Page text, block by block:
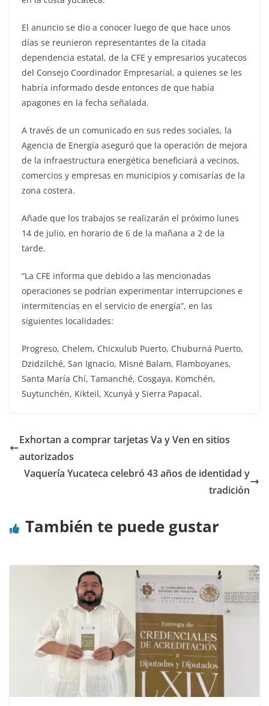
El anuncio se dio a conocer luego de que hace unos
días se reunieron representantes de la citada
dependencia estatal, de la CFE y empresarios yucatecos
del Consejo Coordinador Empresarial, a quienes se les
habría informado desde entonces de que había
apagones en la fecha señalada.
A través de un comunicado en sus redes sociales, la
Agencia de Energía aseguró que la operación de mejora
de la infraestructura energética beneficiará a vecinos,
comercios y empresas en municipios y comisarías de la
zona costera.
Añade que los trabajos se realizarán el próximo lunes
14 de julio, en horario de 6 de la mañana a 2 de la
tarde.
“La CFE informa que debido a las mencionadas
operaciones se podrían experimentar interrupciones e
intermitencias en el servicio de energía”, en las
siguientes localidades:
Progreso, Chelem, Chicxulub Puerto, Chuburná Puerto,
Dzidzilché, San Ignacio, Misné Balam, Flamboyanes,
Santa María Chí, Tamanché, Cosgaya, Komchén,
Suytunchén, Kikteil, Xcunyá y Sierra Papacal.
Exhortan a comprar tarjetas Va y Ven en sitios
autorizados
Vaquería Yucateca celebró 43 años de identidad y
tradición
También te puede gustar